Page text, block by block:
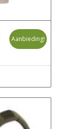
Aanbieding!